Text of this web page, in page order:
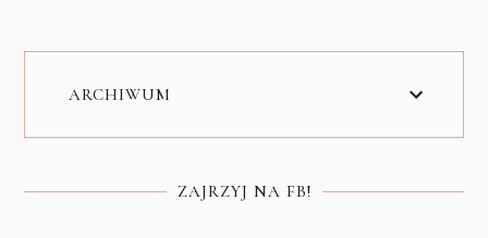
ARCHIWUM
ZAJRZYJ NA FB!